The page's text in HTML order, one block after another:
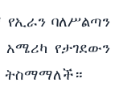
ባለሥልጣን
አሜሪካ የታገደውን
ትስማማለች።